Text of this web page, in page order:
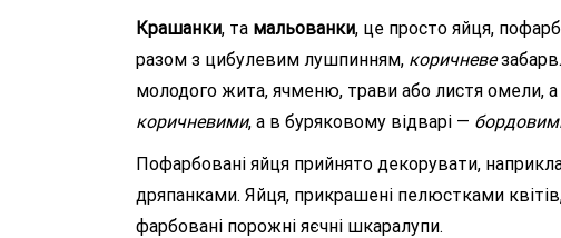
Крашанки, та мальованки, це просто яйця,
разом з цибулевим лушпинням, коричневе
молодого жита, ячменю, трави або листя омели, а
коричневими, а в буряковому відварі —
Пофарбовані яйця прийнято декорувати,
дряпанками. Яйця, прикрашені пелюстками
фарбовані порожні яєчні шкаралупи.